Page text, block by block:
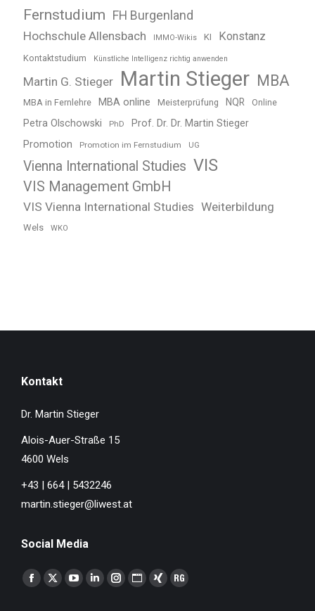
Fernstudium FH Burgenland
Hochschule Allensbach
IMMO-Wikis KI Konstanz
Kontaktstudium Künstliche Intelligenz richtig anwenden
Martin G. Stieger Martin Stieger MBA
MBA in Fernlehre MBA online Meisterprüfung NQR Online
Petra Olschowski PhD Prof. Dr. Dr. Martin Stieger
Promotion Promotion im Fernstudium UG
Vienna International Studies VIS
VIS Management GmbH
VIS Vienna International Studies Weiterbildung
Wels WKO
Kontakt
Dr. Martin Stieger
Alois-Auer-Straße 15
4600 Wels
+43 | 664 | 5432246
martin.stieger@liwest.at
Social Media
Finden Sie uns auf:
Facebook
X
YouTubeLinkedinInstagram
Website
XINGResearchGate